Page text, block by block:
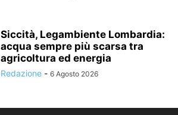
Siccità, Legambiente Lombardia:
acqua sempre più scarsa tra
agricoltura ed energia
Redazione - 6 Agosto 2026